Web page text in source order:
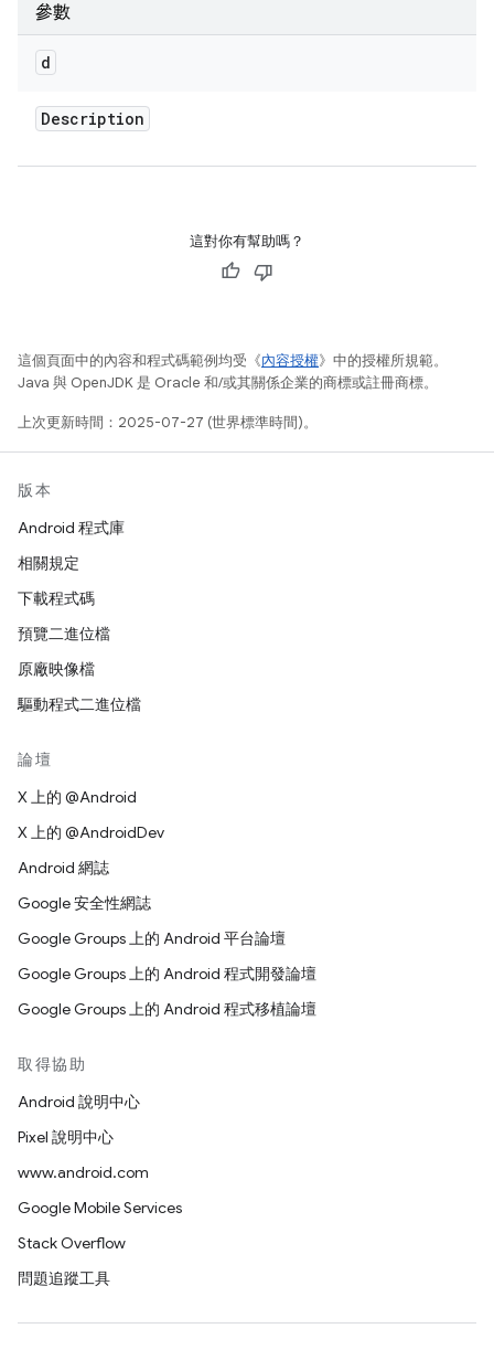
參數
d
Description
這對你有幫助嗎？
這個頁面中的內容和程式碼範例均受《內容授權》中的授權所規範。
Java 與 OpenJDK 是 Oracle 和/或其關係企業的商標或註冊商標。
上次更新時間：2025-07-27 (世界標準時間)。
版本
Android 程式庫
相關規定
下載程式碼
預覽二進位檔
原廠映像檔
驅動程式二進位檔
論壇
X 上的 @Android
X 上的 @AndroidDev
Android 網誌
Google 安全性網誌
Google Groups 上的 Android 平台論壇
Google Groups 上的 Android 程式開發論壇
Google Groups 上的 Android 程式移植論壇
取得協助
Android 說明中心
Pixel 說明中心
www.android.com
Google Mobile Services
Stack Overflow
問題追蹤工具